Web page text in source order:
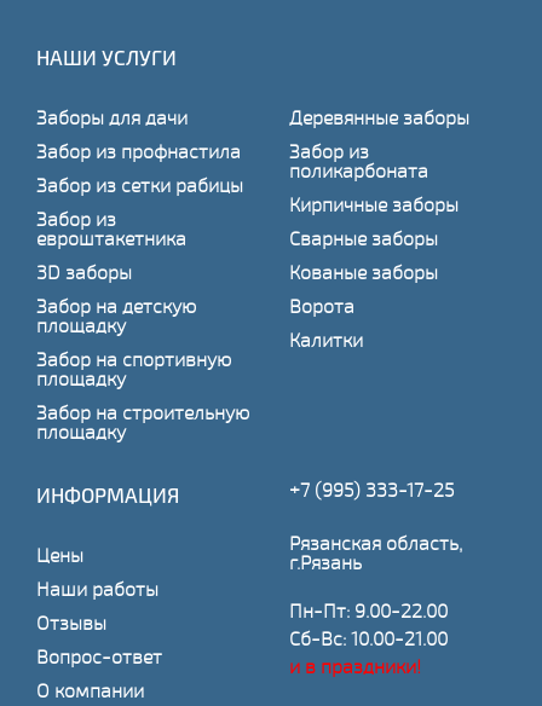
НАШИ УСЛУГИ
Заборы для дачи
Забор из профнастила
Забор из сетки рабицы
Забор из
евроштакетника
3D заборы
Забор на детскую
площадку
Забор на спортивную
площадку
Забор на строительную
площадку
Деревянные заборы
Забор из
поликарбоната
Кирпичные заборы
Сварные заборы
Кованые заборы
Ворота
Калитки
ИНФОРМАЦИЯ
Цены
Наши работы
Отзывы
Вопрос-ответ
О компании
+7 (995) 333-17-25
Рязанская область,
г.Рязань
Пн-Пт: 9.00-22.00
Сб-Вс: 10.00-21.00
и в праздники!